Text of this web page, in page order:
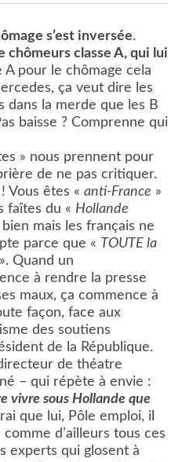
s’est inversée.
chômeurs classe A, qui lui
A pour le chômage cela
ça veut dire les
dans la merde que les B
baisse ? Comprenne qui
» nous prennent pour
de ne pas critiquer.
Vous êtes «anti-France »
faîtes du « Hollande
mais les français ne
parce que « TOUTE la
». Quand un
à rendre la presse
maux, ça commence à
façon, face aux
des soutiens
de la République.
de théatre
– qui répète à envie :
vivre sous Hollande que
que lui, Pôle emploi, il
d’ailleurs tous ces
experts qui glosent à